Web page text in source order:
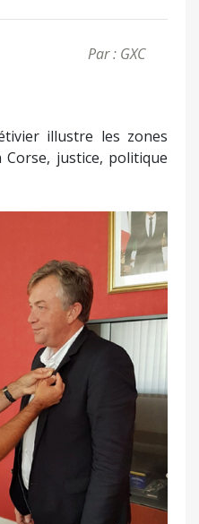
Par : GXC
illustre les zones
justice, politique